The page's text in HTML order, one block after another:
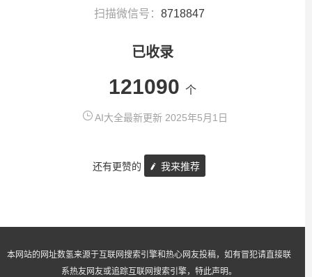
扫描微信号： 8718847
已收录
121090 个
AI大全最新更新 2025年5月1日
还有更赞的 我来推荐
本网站的网址数氢来源于互联网搜索引擎和热心网友投稿，如有冒犯请直接联
系热友网友或追踪互联网搜索引擎，特此声明。